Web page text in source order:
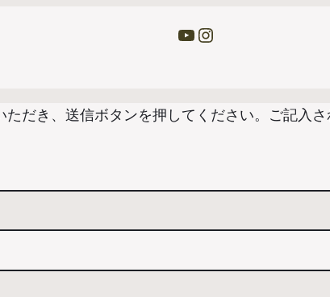
YouTube
Instagram
だき、送信ボタンを押してください。ご記入